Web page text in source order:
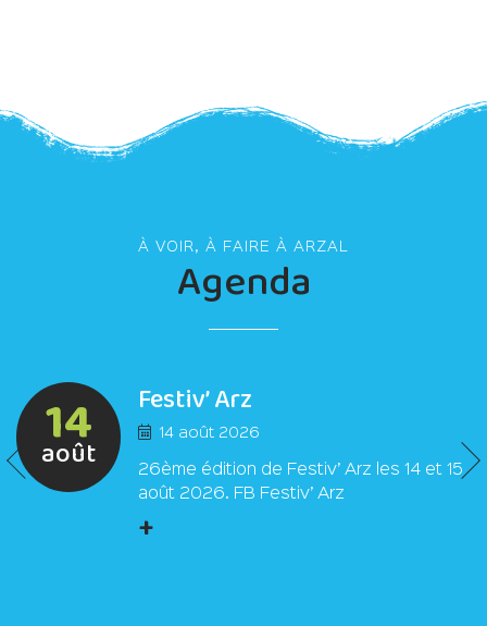
À VOIR, À FAIRE À ARZAL
Agenda
14
août
Festiv’ Arz
14 août 2026
26ème édition de Festiv’ Arz les 14 et 15
août 2026. FB Festiv’ Arz
+